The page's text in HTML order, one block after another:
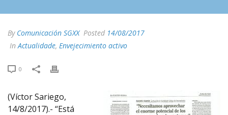
By Comunicación SGXX Posted 14/08/2017
InActualidade, Envejecimiento activo
0
(Víctor Sariego,
14/8/2017).- “Está